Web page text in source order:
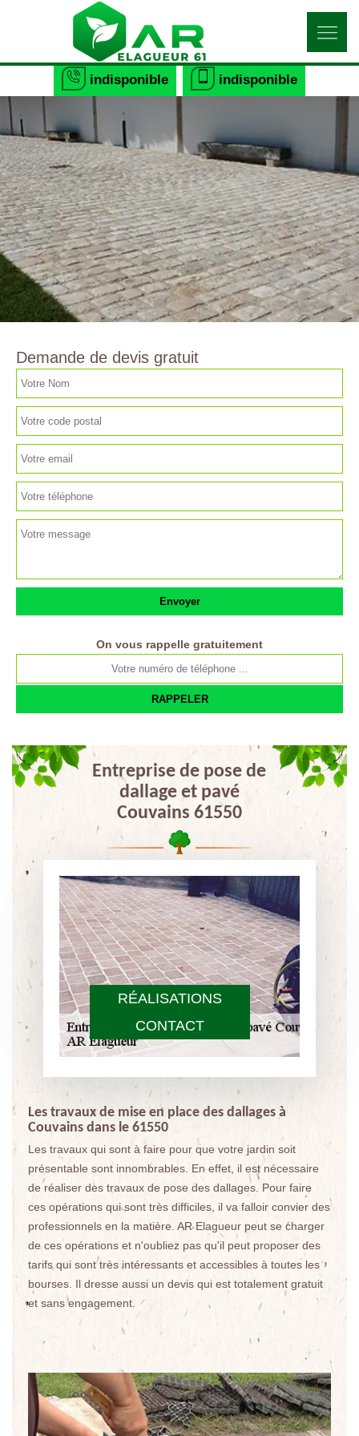
indisponible indisponible
RÉALISATIONS
CONTACT
Demande de devis gratuit
On vous rappelle gratuitement
Entreprise de pose de
dallage et pavé
Couvains 61550
Les travaux de mise en place des dallages à
Couvains dans le 61550
Les travaux qui sont à faire pour que votre jardin soit
présentable sont innombrables. En effet, il est nécessaire
de réaliser des travaux de pose des dallages. Pour faire
ces opérations qui sont très difficiles, il va falloir convier des
professionnels en la matière. AR Elagueur peut se charger
de ces opérations et n'oubliez pas qu'il peut proposer des
tarifs qui sont très intéressants et accessibles à toutes les
bourses. Il dresse aussi un devis qui est totalement gratuit
et sans engagement.